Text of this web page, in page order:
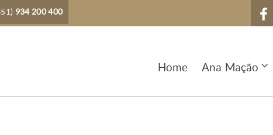
934 200 400
Home Ana Mação